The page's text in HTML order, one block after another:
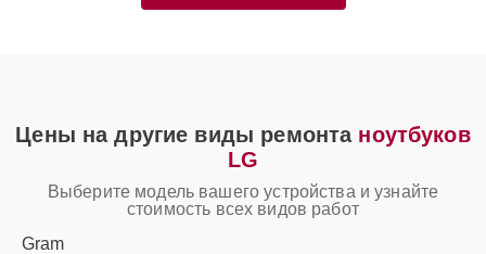
Цены на другие виды ремонта ноутбуков
LG
Выберите модель вашего устройства и узнайте
стоимость всех видов работ
Gram